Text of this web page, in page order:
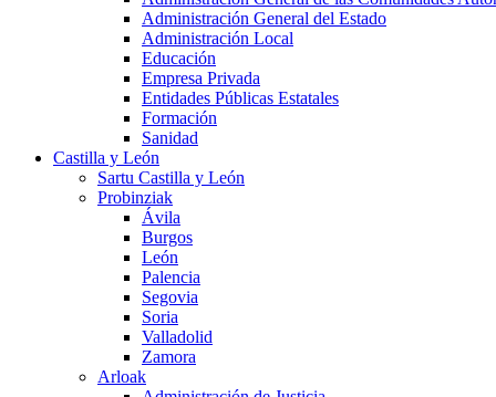
Administración General del Estado
Administración Local
Educación
Empresa Privada
Entidades Públicas Estatales
Formación
Sanidad
Castilla y León
Sartu Castilla y León
Probinziak
Ávila
Burgos
León
Palencia
Segovia
Soria
Valladolid
Zamora
Arloak